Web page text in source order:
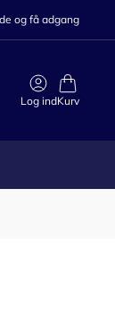
og få adgang
Log indKurv